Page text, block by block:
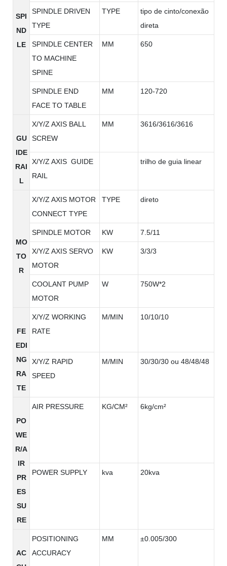
SPI
ND
LE
SPINDLE DRIVEN
TYPE
TYPE
tipo de cinto/conexão
direta
SPINDLE CENTER
TO MACHINE
SPINE
MM 650
SPINDLE END
FACE TO TABLE
MM 120-720
GU
IDE
RAI
L
X/Y/Z AXIS BALL
SCREW
MM 3616/3616/3616
X/Y/Z AXIS GUIDE
RAIL
trilho de guia linear
MO
TO
R
X/Y/Z AXIS MOTOR
CONNECT TYPE
TYPE direto
SPINDLE MOTOR KW 7.5/11
X/Y/Z AXIS SERVO
MOTOR
KW 3/3/3
COOLANT PUMP
MOTOR
W 750W*2
FE
EDI
NG
RA
TE
X/Y/Z WORKING
RATE
M/MIN 10/10/10
X/Y/Z RAPID
SPEED
M/MIN 30/30/30 ou 48/48/48
PO
WE
R/A
IR
PR
ES
SU
RE
AIR PRESSURE KG/CM² 6kg/cm²
POWER SUPPLY kva 20kva
AC
POSITIONING
ACCURACY
MM ±0.005/300